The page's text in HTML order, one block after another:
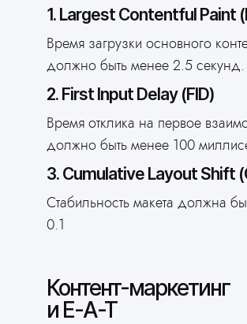
1. Largest Contentful Paint
Время загрузки основного
должно быть менее 2.5 секунд.
2. First Input Delay (FID)
Время отклика на первое
должно быть менее 100
3. Cumulative Layout Shift
Стабильность макета должна
0.1
Контент-маркетинг
и E-A-T